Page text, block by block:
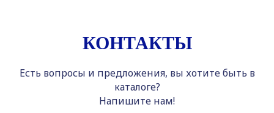
КОНТАКТЫ
Есть вопросы и предложения, вы хотите быть в
каталоге?
Напишите нам!